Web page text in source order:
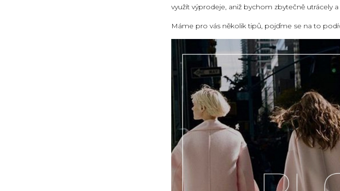
využít výprodeje, aniž bychom zbytečně utrácely
Máme pro vás několik tipů, pojďme se na to